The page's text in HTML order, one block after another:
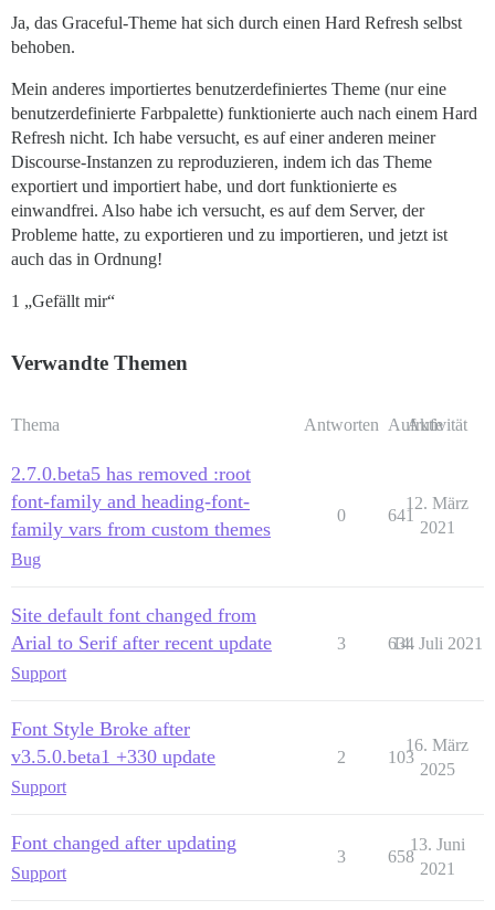
Ja, das Graceful-Theme hat sich durch einen Hard Refresh selbst
behoben.
Mein anderes importiertes benutzerdefiniertes Theme (nur eine
benutzerdefinierte Farbpalette) funktionierte auch nach einem Hard
Refresh nicht. Ich habe versucht, es auf einer anderen meiner
Discourse-Instanzen zu reproduzieren, indem ich das Theme
exportiert und importiert habe, und dort funktionierte es
einwandfrei. Also habe ich versucht, es auf dem Server, der
Probleme hatte, zu exportieren und zu importieren, und jetzt ist
auch das in Ordnung!
1 „Gefällt mir“
Verwandte Themen
Thema Antworten Aufrufe
Aktivität
2.7.0.beta5 has removed :root
font-family and heading-font-
family vars from custom themes
Bug
0 641
12. März
2021
Site default font changed from
Arial to Serif after recent update
Support
3 634
14. Juli 2021
Font Style Broke after
v3.5.0.beta1 +330 update
Support
2 103
16. März
2025
Font changed after updating
Support
3 658
13. Juni
2021